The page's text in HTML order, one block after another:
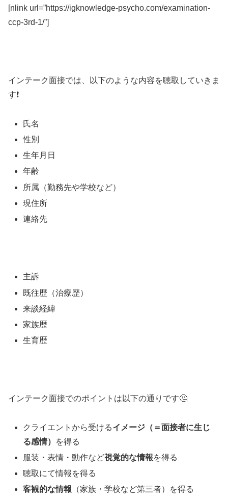
[nlink url=”https://igknowledge-psycho.com/examination-
ccp-3rd-1/”]
インテーク面接では、以下のような内容を聴取していきま
す❗️
氏名
性別
生年月日
年齢
所属（勤務先や学校など）
現住所
連絡先
主訴
既往歴（治療歴）
来談経緯
家族歴
生育歴
インテーク面接でのポイントは以下の通りです🤔
クライエントから受けるイメージ（＝面接者に生じ
る感情）
を得る
服装・表情・動作など視覚的な情報を得る
聴取にて情報を得る
客観的な情報 （家族・学校など第三者）を得る